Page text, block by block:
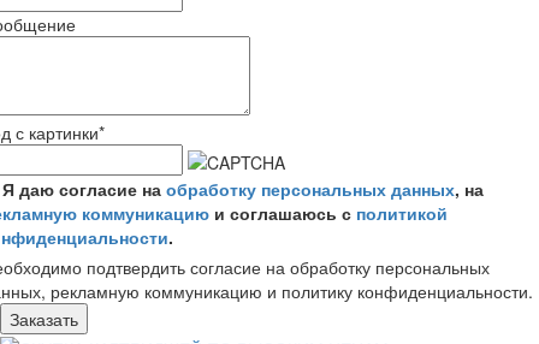
с картинки*
Я даю согласие на обработку персональных данных, на
коммуникацию и соглашаюсь с политикой
.
подтвердить согласие на обработку персональных
рекламную коммуникацию и политику конфиденциальности.
Заказать